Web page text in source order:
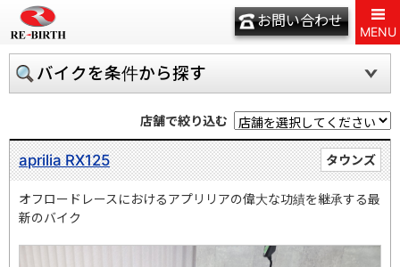
お問い合わせ
MENU
バイクを条件から探す
店舗で絞り込む
タウンズ
aprilia RX125
オフロードレースにおけるアプリリアの偉大な功績を継承する最
新のバイク